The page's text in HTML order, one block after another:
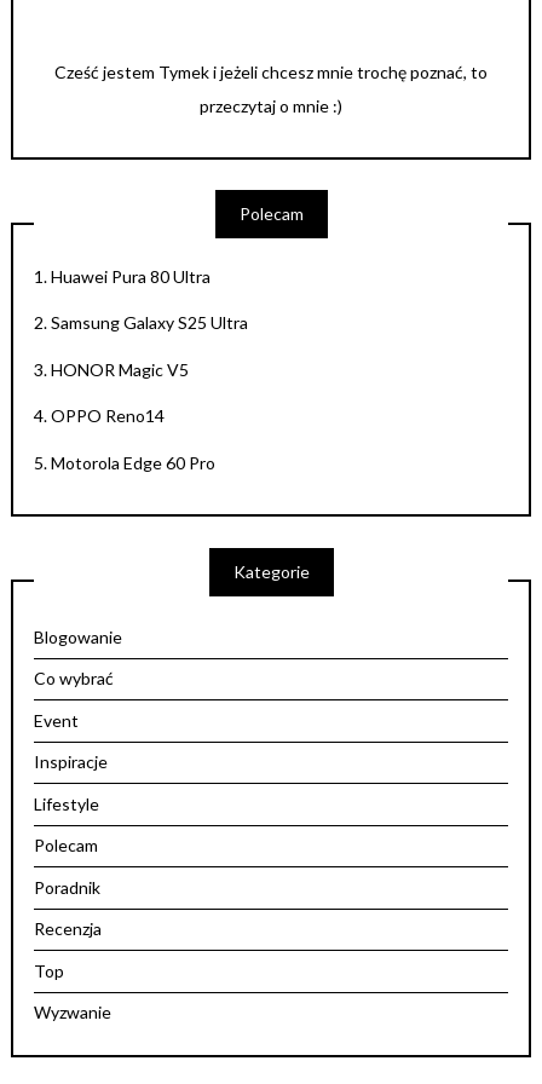
Cześć jestem Tymek i jeżeli chcesz mnie trochę poznać, to
przeczytaj o mnie :)
Polecam
1.Huawei Pura 80 Ultra
2.Samsung Galaxy S25 Ultra
3.HONOR Magic V5
4.OPPO Reno14
5.Motorola Edge 60 Pro
Kategorie
Blogowanie
Co wybrać
Event
Inspiracje
Lifestyle
Polecam
Poradnik
Recenzja
Top
Wyzwanie